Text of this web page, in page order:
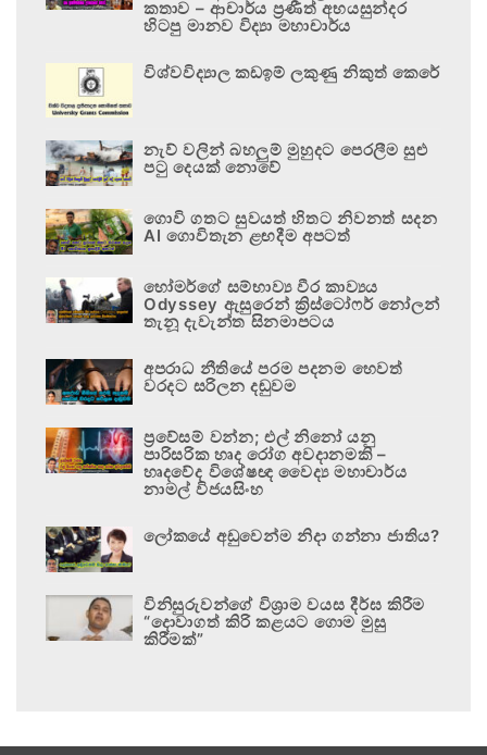
කතාව – ආචාර්ය ප්‍රණීත් අභයසුන්දර
හිටපු මානව විද්‍යා මහාචාර්ය
විශ්වවිද්‍යාල කඩඉම් ලකුණු නිකුත් කෙරේ
නැව් වලින් බහලුම් මුහුදට පෙරලීම සුළු
පටු දෙයක් නොවේ
ගොවි ගතට සුවයත් හිතට නිවනත් සදන
AI ගොවිතැන ළඟදීම අපටත්
හෝමර්ගේ සම්භාව්‍ය වීර කාව්‍යය
Odyssey ඇසුරෙන් ක්‍රිස්ටෝෆර් නෝලන්
තැනූ දැවැන්ත සිනමාපටය
අපරාධ නීතියේ පරම පදනම හෙවත්
වරදට සරිලන දඬුවම
ප්‍රවේසම් වන්න; එල් නිනෝ යනු
පාරිසරික හෘද රෝග අවදානමකි –
හෘදවේද විශේෂඥ වෛද්‍ය මහාචාර්ය
නාමල් විජයසිංහ
ලෝකයේ අඩුවෙන්ම නිදා ගන්නා ජාතිය?
විනිසුරුවන්ගේ විශ්‍රාම වයස දීර්ඝ කිරීම
“දොවාගත් කිරි කළයට ගොම මුසු
කිරීමක්”